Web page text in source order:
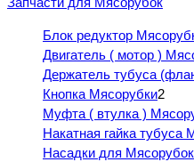
Блок редуктор
Двигатель ( мотор )
Держатель тубуса
Кнопка Мясорубки2
Муфта ( втулка )
Накатная гайка тубуса
Насадки для Мясорубок